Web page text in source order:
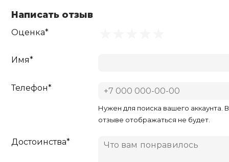
Написать отзыв
Оценка*
Имя*
Телефон*
Нужен для поиска вашего аккаунта. В
отзыве отображаться не будет.
Достоинства*